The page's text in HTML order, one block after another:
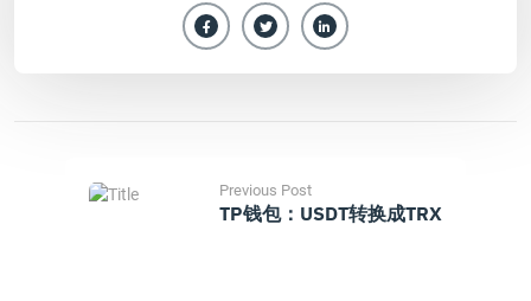
Previous Post
TP钱包：USDT转换成TRX